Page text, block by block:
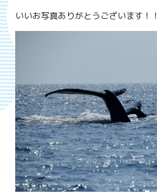
いいお写真ありがとうございます！！